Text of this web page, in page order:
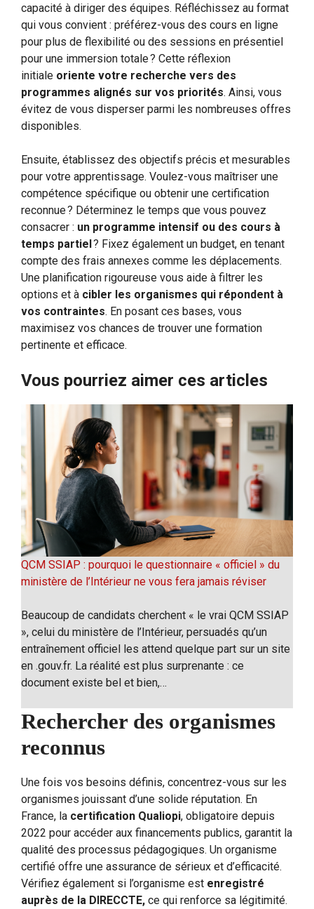
capacité à diriger des équipes. Réfléchissez au format
qui vous convient : préférez-vous des cours en ligne
pour plus de flexibilité ou des sessions en présentiel
pour une immersion totale ? Cette réflexion
initiale oriente votre recherche vers des
programmes alignés sur vos priorités. Ainsi, vous
évitez de vous disperser parmi les nombreuses offres
disponibles.
Ensuite, établissez des objectifs précis et mesurables
pour votre apprentissage. Voulez-vous maîtriser une
compétence spécifique ou obtenir une certification
reconnue ? Déterminez le temps que vous pouvez
consacrer : un programme intensif ou des cours à
temps partiel? Fixez également un budget, en tenant
compte des frais annexes comme les déplacements.
Une planification rigoureuse vous aide à filtrer les
options et à cibler les organismes qui répondent à
vos contraintes. En posant ces bases, vous
maximisez vos chances de trouver une formation
pertinente et efficace.
Vous pourriez aimer ces articles
QCM SSIAP : pourquoi le questionnaire « officiel » du
ministère de l’Intérieur ne vous fera jamais réviser
Beaucoup de candidats cherchent « le vrai QCM SSIAP
», celui du ministère de l’Intérieur, persuadés qu’un
entraînement officiel les attend quelque part sur un site
en .gouv.fr. La réalité est plus surprenante : ce
document existe bel et bien,…
Rechercher des organismes
reconnus
Une fois vos besoins définis, concentrez-vous sur les
organismes jouissant d’une solide réputation. En
France, la certification Qualiopi, obligatoire depuis
2022 pour accéder aux financements publics, garantit la
qualité des processus pédagogiques. Un organisme
certifié offre une assurance de sérieux et d’efficacité.
Vérifiez également si l’organisme est enregistré
auprès de la DIRECCTE, ce qui renforce sa légitimité.